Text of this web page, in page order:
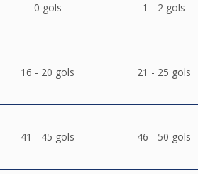
0 gols 1 - 2 gols
16 - 20 gols 21 - 25 gols
41 - 45 gols 46 - 50 gols